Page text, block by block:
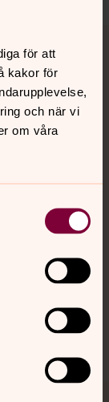
för att
kakor för
och när vi
om våra